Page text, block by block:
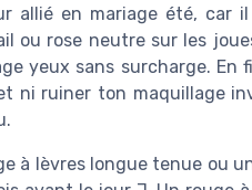
allié en mariage été, car
ou rose neutre sur les
yeux sans surcharge.
ni ruiner ton maquillage
à lèvres longue tenue ou